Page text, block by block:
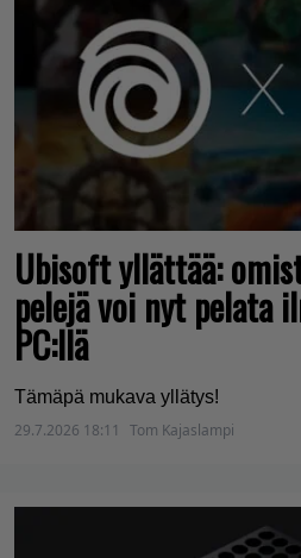
Ubisoft yllättää:
pelejä voi nyt pelata
PC:llä
Tämäpä mukava yllätys!
29.7.2026 18:11
Tom Kajaslampi